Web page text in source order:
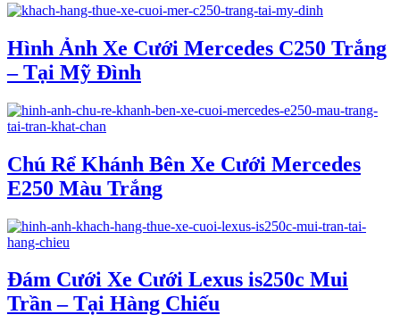
Hình Ảnh Xe Cưới Mercedes C250 Trắng
– Tại Mỹ Đình
Chú Rể Khánh Bên Xe Cưới Mercedes
E250 Màu Trắng
Đám Cưới Xe Cưới Lexus is250c Mui
Trần – Tại Hàng Chiếu